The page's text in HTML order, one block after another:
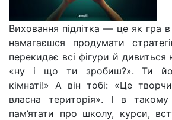
Виховання підлітка — це як гра
намагаєшся продумати
перекидає всі фігури й
«ну і що ти зробиш?». Ти
кімнаті!» А він тобі: «Це
власна територія». І в
пам’ятати про школу, курси,